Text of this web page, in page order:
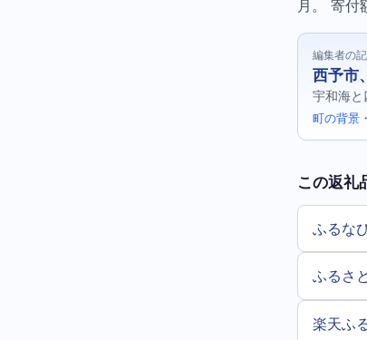
月。 寄付
編集者の
西予市
宇和海と
町の背景
この返礼
ふるな
ふるさ
楽天ふ